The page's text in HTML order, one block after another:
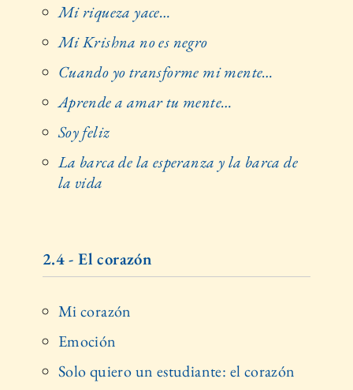
Mi riqueza yace…
Mi Krishna no es negro
Cuando yo transforme mi mente…
Aprende a amar tu mente…
Soy feliz
La barca de la esperanza y la barca de
la vida
2.4 - El corazón
Mi corazón
Emoción
Solo quiero un estudiante: el corazón